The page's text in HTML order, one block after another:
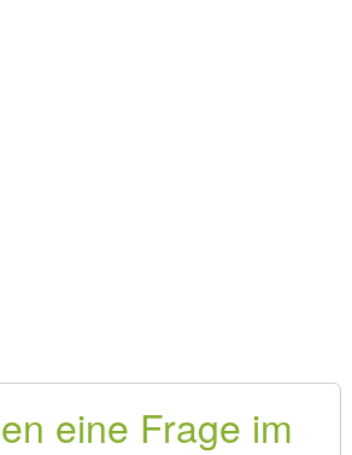
eine Frage im